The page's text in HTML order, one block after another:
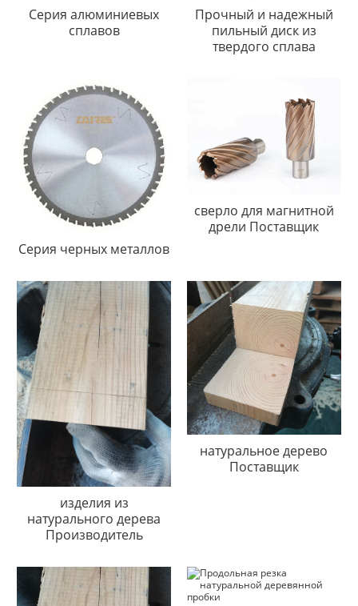
Серия алюминиевых
сплавов
Прочный и надежный
пильный диск из
твердого сплава
Серия черных металлов
сверло для магнитной
дрели Поставщик
изделия из
натурального дерева
Производитель
натуральное дерево
Поставщик